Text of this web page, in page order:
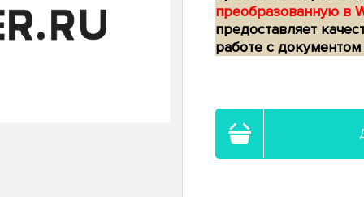
преобразованную в
предоставляет
работе с документом